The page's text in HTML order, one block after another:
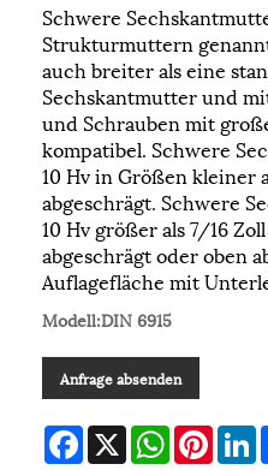
Schwere
Strukturmuttern
auch breiter als eine
Sechskantmutter und
und Schrauben mit
kompatibel. Schwere
10 Hv in Größen kleiner
abgeschrägt. Schwere
10 Hv größer als 7/16
abgeschrägt oder oben
Auflagefläche mit
Modell:DIN 6915
Anfrage absenden
Facebook
X WhatsApp